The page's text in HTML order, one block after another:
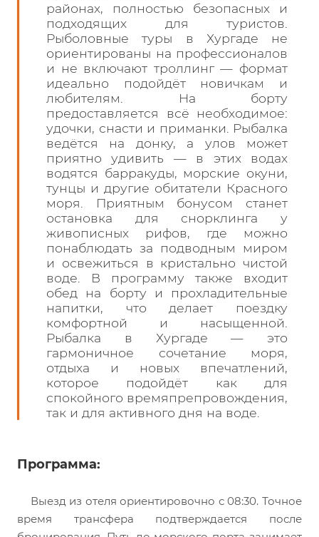
районах, полностью безопасных и
подходящих для туристов.
Рыболовные туры в Хургаде не
ориентированы на профессионалов
и не включают троллинг — формат
идеально подойдёт новичкам и
любителям. На борту
предоставляется всё необходимое:
удочки, снасти и приманки. Рыбалка
ведётся на донку, а улов может
приятно удивить — в этих водах
водятся барракуды, морские окуни,
тунцы и другие обитатели Красного
моря. Приятным бонусом станет
остановка для снорклинга у
живописных рифов, где можно
понаблюдать за подводным миром
и освежиться в кристально чистой
воде. В программу также входит
обед на борту и прохладительные
напитки, что делает поездку
комфортной и насыщенной.
Рыбалка в Хургаде — это
гармоничное сочетание моря,
отдыха и новых впечатлений,
которое подойдёт как для
спокойного времяпрепровождения,
так и для активного дня на воде.
Программа:
Выезд из отеля ориентировочно с 08:30. Точное
время трансфера подтверждается после